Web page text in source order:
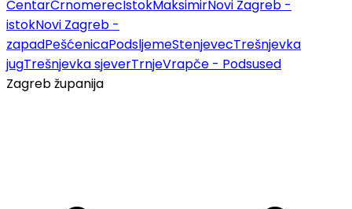
CentarČrnomerecIstokMaksimirNovi Zagreb -
istokNovi Zagreb -
zapadPešćenicaPodsljemeStenjevecTrešnjevka
jugTrešnjevka sjeverTrnjeVrapče - Podsused
Zagreb županija